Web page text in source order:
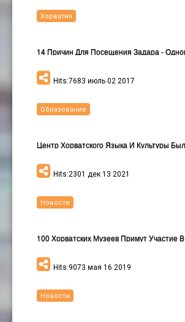
Hits:7683 июль 02 2017
Хорватия
Центр Хорватского Языка И Культуры
Hits:2301 дек 13 2021
Образование
100 Хорватских Музеев Примут Участие
Hits:9073 мая 16 2019
Новости
Новости